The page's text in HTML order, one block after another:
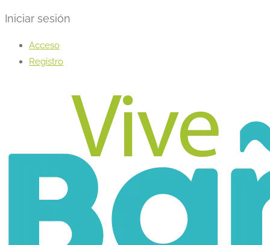
Iniciar sesión
Acceso
Registro